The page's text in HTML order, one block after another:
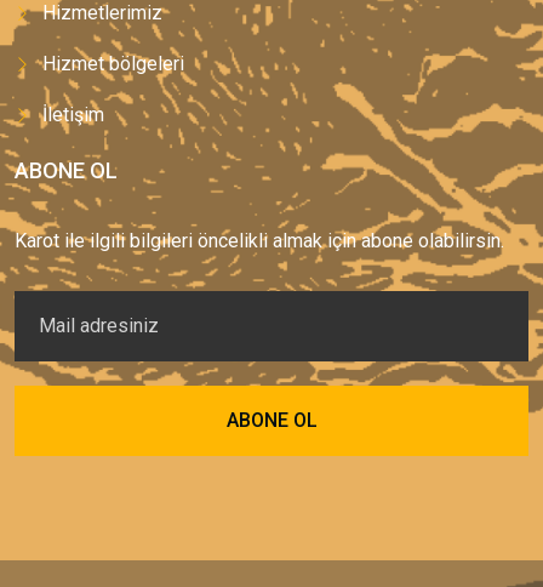
Hizmetlerimiz
Hizmet bölgeleri
İletişim
ABONE OL
Karot ile ilgili bilgileri öncelikli almak için abone olabilirsin.